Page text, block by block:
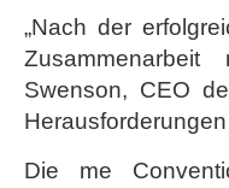
„Nach der
Swenson, CEO
Die me